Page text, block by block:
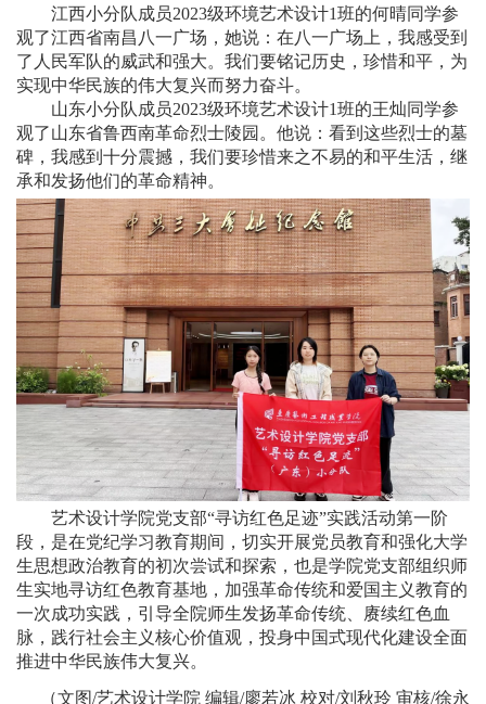
江西小分队成员2023级环境艺术设计1班的何晴同学参
观了江西省南昌八一广场，她说：在八一广场上，我感受到
了人民军队的威武和强大。我们要铭记历史，珍惜和平，为
实现中华民族的伟大复兴而努力奋斗。
山东小分队成员2023级环境艺术设计1班的王灿同学参
观了山东省鲁西南革命烈士陵园。他说：看到这些烈士的墓
碑，我感到十分震撼，我们要珍惜来之不易的和平生活，继
承和发扬他们的革命精神。
艺术设计学院党支部“寻访红色足迹”实践活动第一阶
段，是在党纪学习教育期间，切实开展党员教育和强化大学
生思想政治教育的初次尝试和探索，也是学院党支部组织师
生实地寻访红色教育基地，加强革命传统和爱国主义教育的
一次成功实践，引导全院师生发扬革命传统、赓续红色血
脉，践行社会主义核心价值观，投身中国式现代化建设全面
推进中华民族伟大复兴。
（文图/艺术设计学院 编辑/廖若冰 校对/刘秋玲 审核/徐永